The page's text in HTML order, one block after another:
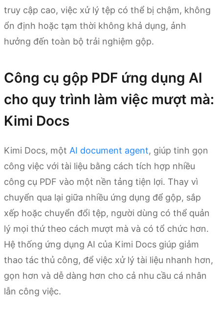
truy cập cao, việc xử lý tệp có thể bị chậm, không
ổn định hoặc tạm thời không khả dụng, ảnh
hưởng đến toàn bộ trải nghiệm gộp.
Công cụ gộp PDF ứng dụng AI
cho quy trình làm việc mượt mà:
Kimi Docs
Kimi Docs, một AI document agent, giúp tinh gọn
công việc với tài liệu bằng cách tích hợp nhiều
công cụ PDF vào một nền tảng tiện lợi. Thay vì
chuyển qua lại giữa nhiều ứng dụng để gộp, sắp
xếp hoặc chuyển đổi tệp, người dùng có thể quản
lý mọi thứ theo cách mượt mà và có tổ chức hơn.
Hệ thống ứng dụng AI của Kimi Docs giúp giảm
thao tác thủ công, để việc xử lý tài liệu nhanh hơn,
gọn hơn và dễ dàng hơn cho cả nhu cầu cá nhân
lẫn công việc.